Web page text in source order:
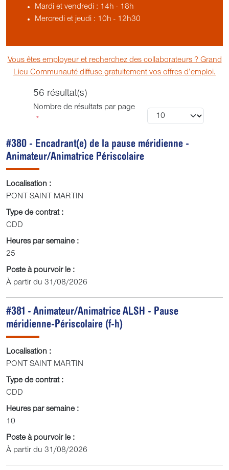
Mardi et vendredi : 14h - 18h
Mercredi et jeudi : 10h - 12h30
Vous êtes employeur et recherchez des collaborateurs ? Grand
Lieu Communauté diffuse gratuitement vos offres d’emploi.
56 résultat(s)
Nombre de résultats par page
*
#380 - Encadrant(e) de la pause méridienne -
Animateur/Animatrice Périscolaire
Localisation :
PONT SAINT MARTIN
Type de contrat :
CDD
Heures par semaine :
25
Poste à pourvoir le :
À partir du 31/08/2026
#381 - Animateur/Animatrice ALSH - Pause
méridienne-Périscolaire (f-h)
Localisation :
PONT SAINT MARTIN
Type de contrat :
CDD
Heures par semaine :
10
Poste à pourvoir le :
À partir du 31/08/2026